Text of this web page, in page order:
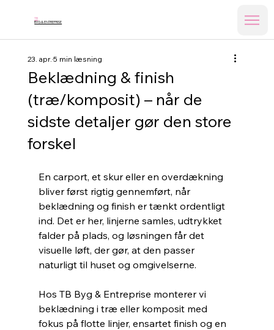
TB
BYG & ENTREPRISE
Beklædning & finish
(træ/komposit) – når de
sidste detaljer gør den store
forskel
23. apr.5 min læsning
En carport, et skur eller en overdækning
bliver først rigtig gennemført, når
beklædning og finish er tænkt ordentligt
ind. Det er her, linjerne samles, udtrykket
falder på plads, og løsningen får det
visuelle løft, der gør, at den passer
naturligt til huset og omgivelserne.
Hos TB Byg & Entreprise monterer vi
beklædning i træ eller komposit med
fokus på flotte linjer, ensartet finish og en